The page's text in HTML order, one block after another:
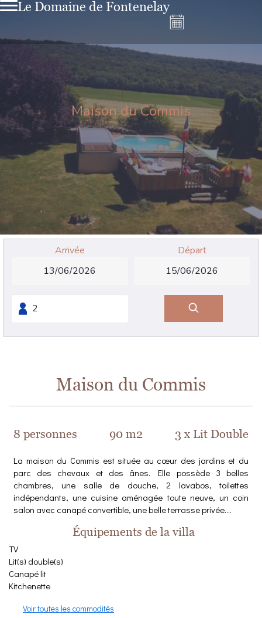
Le Domaine de Fontenelay
Maison du Commis
Arrivée Départ
Maison du Commis
8 personnes 90 m2 3 x Lit Double
La maison du Commis est située au cœur des jardins et du
parc des chevaux et des ânes. Elle possède 3 belles
chambres, une salle de douche, 2 lavabos, toilettes
indépendants, une cuisine aménagée toute neuve, un coin
salon avec canapé convertible, une belle terrasse privée....
Équipements de la villa
TV
Lit(s) double(s)
Canapé lit
Kitchenette
Voir toutes les commodités